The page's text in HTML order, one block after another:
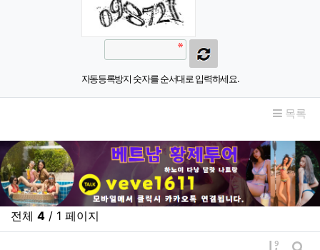
자동등록방지 숫자를 순서대로 입력하세요.
목록
전체 4 / 1 페이지
게시물